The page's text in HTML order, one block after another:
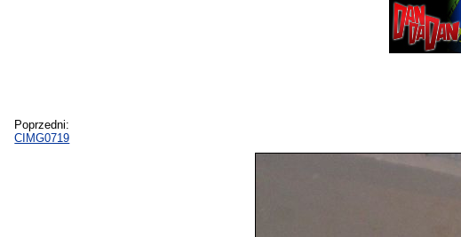
Poprzedni:
CIMG0719